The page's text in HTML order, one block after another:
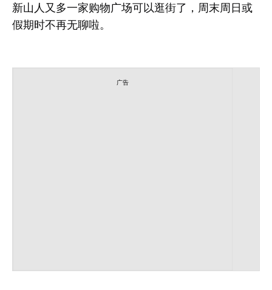
新山人又多一家购物广场可以逛街了，周末周日或
假期时不再无聊啦。
广告